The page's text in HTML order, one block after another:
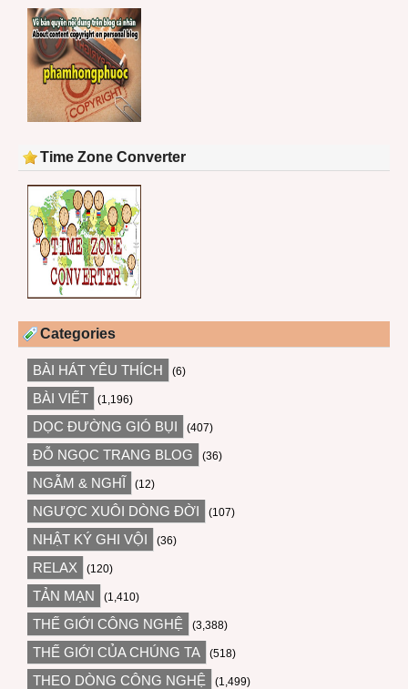
Time Zone Converter
Categories
BÀI HÁT YÊU THÍCH (6)
BÀI VIẾT (1,196)
DỌC ĐƯỜNG GIÓ BỤI (407)
ĐỖ NGỌC TRANG BLOG (36)
NGẪM & NGHĨ (12)
NGƯỢC XUÔI DÒNG ĐỜI (107)
NHẬT KÝ GHI VỘI (36)
RELAX (120)
TẢN MẠN (1,410)
THẾ GIỚI CÔNG NGHỆ (3,388)
THẾ GIỚI CỦA CHÚNG TA (518)
THEO DÒNG CÔNG NGHỆ (1,499)